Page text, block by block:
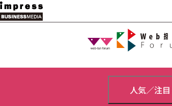
メ
イ
人気／注目